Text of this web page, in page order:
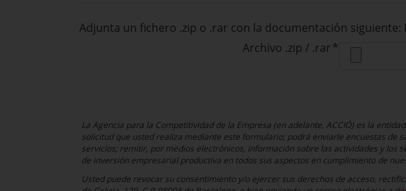
Adjunta un fichero .zip o .rar con la documentación siguiente:
Archivo .zip / .rar
La Agencia para la Competitividad de la Empresa (en adelante, ACCIÓ) es la
solicitud que usted realiza mediante este formulario; podrá enviarle encuestas de
servicios; remitir, por medios electrónicos, información sobre las actividades y
de inversión empresarial productiva en todos sus aspectos en cumplimiento de
Usted puede revocar su consentimiento y/o ejercer sus derechos de acceso,